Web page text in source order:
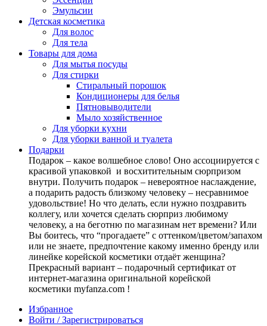
Эмульсии
Детская косметика
Для волос
Для тела
Товары для дома
Для мытья посуды
Для стирки
Стиральный порошок
Кондиционеры для белья
Пятновыводители
Мыло хозяйственное
Для уборки кухни
Для уборки ванной и туалета
Подарки
Подарок – какое волшебное слово! Оно ассоциируется с
красивой упаковкой и восхитительным сюрпризом
внутри. Получить подарок – невероятное наслаждение,
а подарить радость близкому человеку – несравнимое
удовольствие! Но что делать, если нужно поздравить
коллегу, или хочется сделать сюрприз любимому
человеку, а на беготню по магазинам нет времени? Или
Вы боитесь, что “прогадаете” с оттенком/цветом/запахом
или не знаете, предпочтение какому именно бренду или
линейке корейской косметики отдаёт женщина?
Прекрасный вариант – подарочный сертификат от
интернет-магазина оригинальной корейской
косметики myfanza.com !
Избранное
Войти / Зарегистрироваться